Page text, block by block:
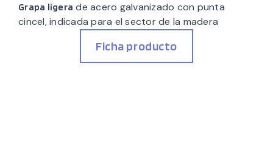
Grapa ligera de acero galvanizado con punta
cincel, indicada para el sector de la madera
Ficha producto